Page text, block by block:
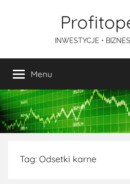
INWESTYCJE •
Menu
Tag: Odsetki karne